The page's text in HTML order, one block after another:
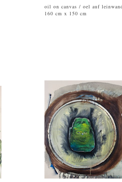
oil on canvas / oel auf
160 cm x 150 cm